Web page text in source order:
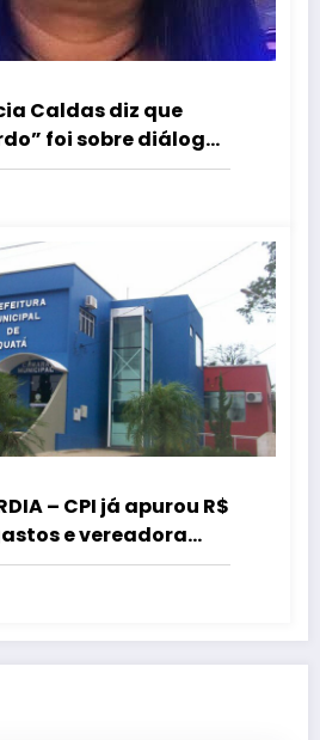
Caldas diz que
foi sobre diálogo
– CPI já apurou R$
e vereadora
aprovar R$ 9,5